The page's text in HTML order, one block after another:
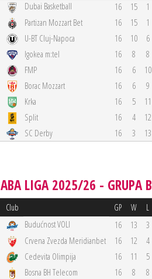
Dubai Basketball 16 15 1
Partizan Mozzart Bet 16 15 1
U-BT Cluj-Napoca 16 10 6
Igokea m:tel 16 8 8
FMP 16 6 10
Borac Mozzart 16 6 9
Krka 16 5 11
Split 16 4 12
SC Derby 16 3 13
ABA LIGA 2025/26 - GRUPA B
Club GP W L
Budućnost VOLI 16 13 3
Crvena Zvezda Meridianbet 16 12 4
Cedevita Olimpija 16 11 5
Bosna BH Telecom 16 8 8